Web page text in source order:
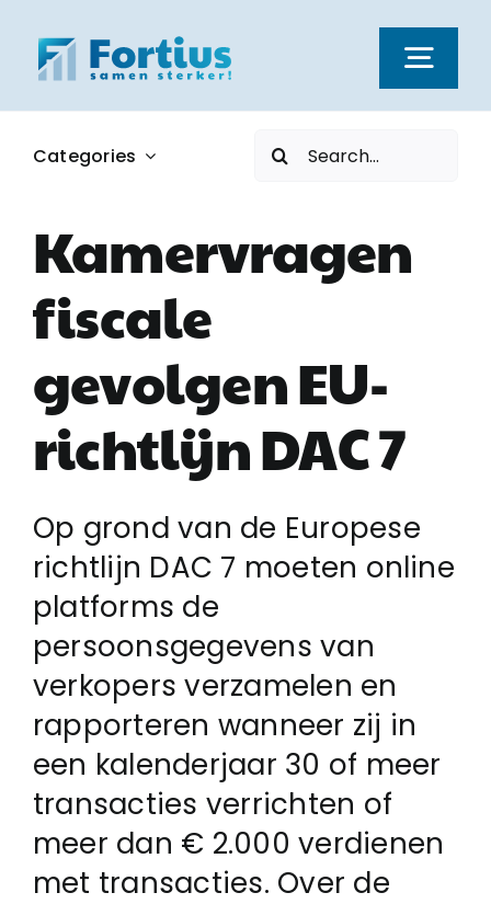
naar
inhoud
Kernwaarden
Vacatures
Over ons
Login
Klachtenregeling
Contact
Categories
Zoeken
naar:
Kamervragen
fiscale
gevolgen EU-
richtlijn DAC 7
Op grond van de Europese
richtlijn DAC 7 moeten online
platforms de
persoonsgegevens van
verkopers verzamelen en
rapporteren wanneer zij in
een kalenderjaar 30 of meer
transacties verrichten of
meer dan € 2.000 verdienen
met transacties. Over de